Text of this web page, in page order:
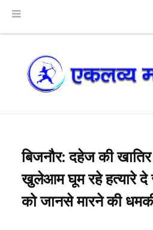
बिजनौर: दहेज की
खुलेआम घूम रहे हत्यारे दे
को जानसे मारने की